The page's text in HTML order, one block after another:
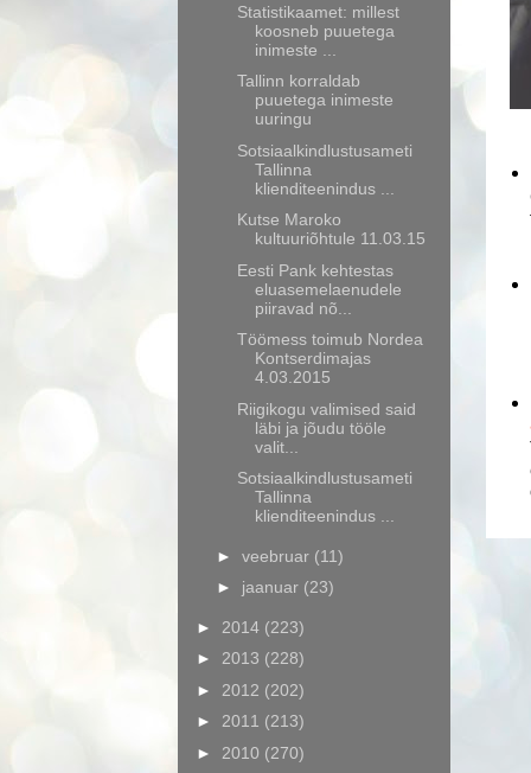
Statistikaamet: millest
koosneb puuetega
inimeste ...
Tallinn korraldab
puuetega inimeste
uuringu
Sotsiaalkindlustusameti
Tallinna
klienditeenindus ...
Kutse Maroko
kultuuriõhtule 11.03.15
Eesti Pank kehtestas
eluasemelaenudele
piiravad nõ...
Töömess toimub Nordea
Kontserdimajas
4.03.2015
Riigikogu valimised said
läbi ja jõudu tööle
valit...
Sotsiaalkindlustusameti
Tallinna
klienditeenindus ...
► veebruar (11)
► jaanuar (23)
► 2014 (223)
► 2013 (228)
► 2012 (202)
► 2011 (213)
► 2010 (270)